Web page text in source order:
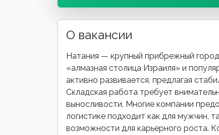
О вакансии
Натания — крупный прибрежный
«алмазная столица Израиля» и
активно развивается, предлагая
Складская работа требует
выносливости. Многие компании
логистике подходит как для мужчин,
возможности для карьерного роста.